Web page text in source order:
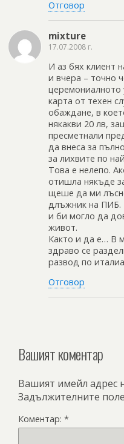
Отговор
mixture
17.07.2008 г.
И аз бях клиент
и вчера – точно
карта от техен
обаждане, в
някакви 20 лв,
пресметнали
да внеса за
за лихвите по
Това е нелепо.
отишла някъде
щеше да ми
длъжник на ПИБ.
и би могло да
живот.
Както и да е… В
здраво се
развод по
Отговор
Вашият коментар
Вашият имейл адрес
Задължителните
Коментар: *